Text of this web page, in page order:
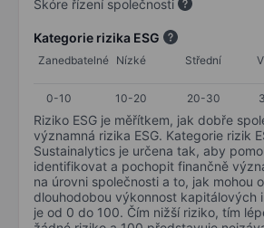
Skóre řízení společnosti
Kategorie rizika ESG
Zanedbatelné Nízké Střední
0-10
10-20 20-30
Riziko ESG je měřítkem, jak dobře
významná rizika ESG. Kategorie rizik
Sustainalytics je určena tak, aby
identifikovat a pochopit finančně
na úrovni společnosti a to, jak mohou
dlouhodobou výkonnost kapitálových
je od 0 do 100. Čím nižší riziko, tím